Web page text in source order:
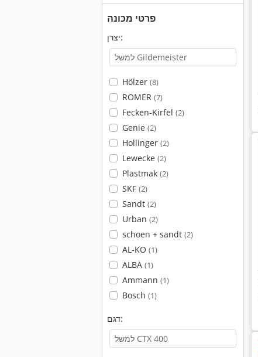
פרטי מכונה
יצרן:
Hölzer (8)
ROMER (7)
Fecken-Kirfel (2)
Genie (2)
Hollinger (2)
Lewecke (2)
Plastmak (2)
SKF (2)
Sandt (2)
Urban (2)
schoen + sandt (2)
AL-KO (1)
ALBA (1)
Ammann (1)
Bosch (1)
דגם: